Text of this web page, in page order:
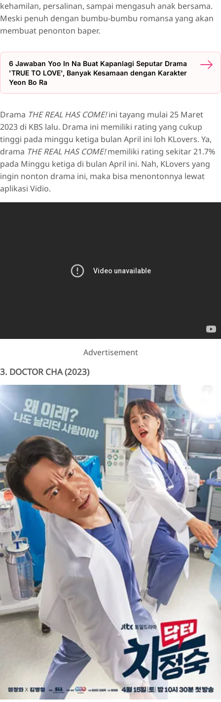
kehamilan, persalinan, sampai mengasuh anak bersama.
Meski penuh dengan bumbu-bumbu romansa yang akan
membuat penonton baper.
6 Jawaban Yoo In Na Buat Kapanlagi Seputar Drama
'TRUE TO LOVE', Banyak Kesamaan dengan Karakter
Yeon Bo Ra
Drama THE REAL HAS COME!ini tayang mulai 25 Maret
2023 di KBS lalu. Drama ini memiliki rating yang cukup
tinggi pada minggu ketiga bulan April ini loh KLovers. Ya,
drama THE REAL HAS COME!memiliki rating sekitar 21.7%
pada Minggu ketiga di bulan April ini. Nah, KLovers yang
ingin nonton drama ini, maka bisa menontonnya lewat
aplikasi Vidio.
Advertisement
3. DOCTOR CHA (2023)